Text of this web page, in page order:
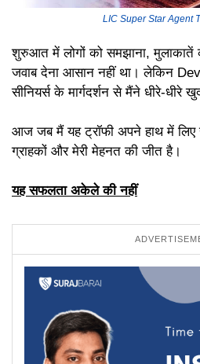
LIC Super Star Agent
शुरुआत में लोगों को समझाना,
जवाब देना आसान नहीं था। लेकिन
सीनियर्स के मार्गदर्शन से मैंने धीरे-धीरे
आज जब मैं यह ट्रॉफी अपने हाथ में लिए
ग्राहकों और मेरी मेहनत की जीत है।
यह सफलता अकेले की नहीं